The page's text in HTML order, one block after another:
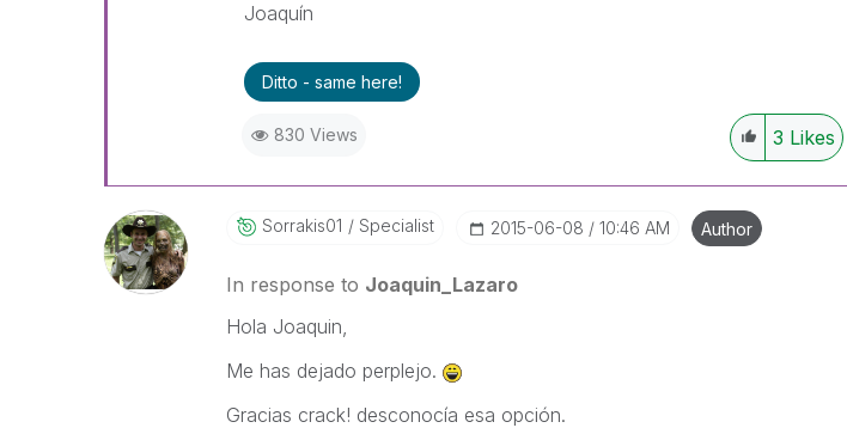
Joaquín
Ditto - same here!
830 Views 3 Likes
Sorrakis01 Specialist ‎2015-06-08 10:46 AM Author
In response to Joaquin_Lazaro
Hola Joaquin,
Me has dejado perplejo.
Gracias crack! desconocía esa opción.